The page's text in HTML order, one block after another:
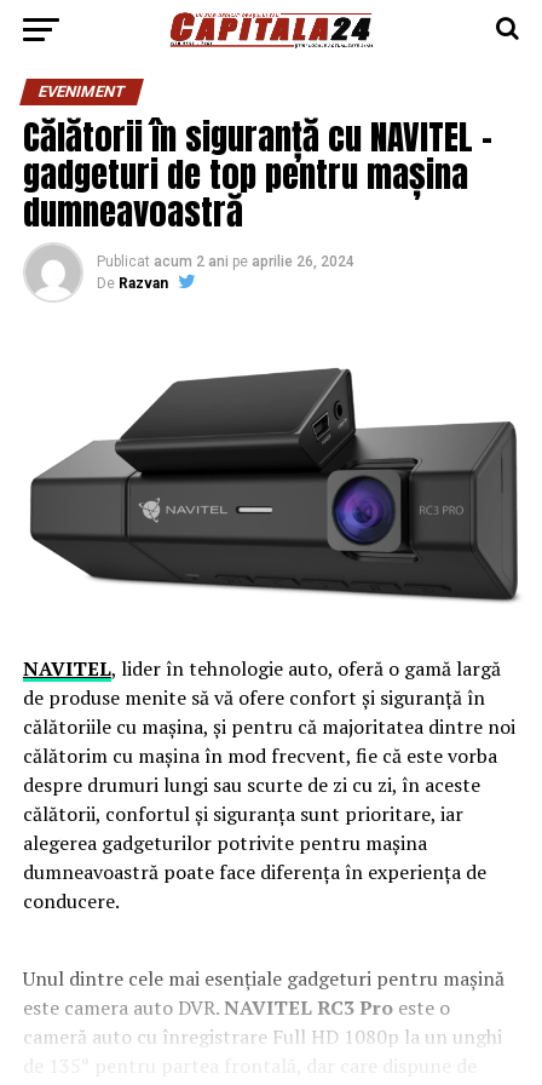
EVENIMENT
Călătorii în siguranță cu NAVITEL –
gadgeturi de top pentru mașina
dumneavoastră
Publicat acum 2 ani pe aprilie 26, 2024
De Razvan
NAVITEL, lider în tehnologie auto, oferă o gamă largă
de produse menite să vă ofere confort și siguranță în
călătoriile cu mașina, și pentru că majoritatea dintre noi
călătorim cu mașina în mod frecvent, fie că este vorba
despre drumuri lungi sau scurte de zi cu zi, în aceste
călătorii, confortul și siguranța sunt prioritare, iar
alegerea gadgeturilor potrivite pentru mașina
dumneavoastră poate face diferența în experiența de
conducere.
Unul dintre cele mai esențiale gadgeturi pentru mașină
este camera auto DVR.NAVITELRC3 Proeste o
cameră auto cu înregistrare Full HD 1080p la un unghi